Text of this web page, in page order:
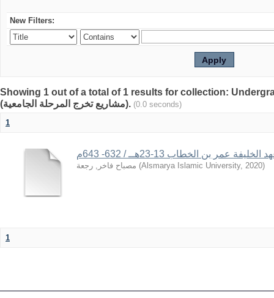
New Filters:
Showing 1 out of a total of 1 results for collection:
(مشاريع تخرج المرحلة الجامعية).
(0.0 seconds)
1
عمر بن الخطاب 13-23هــ / 632- 643م
مصباح فاخر, رجعة (Alsmarya Islamic University, 2020)
1